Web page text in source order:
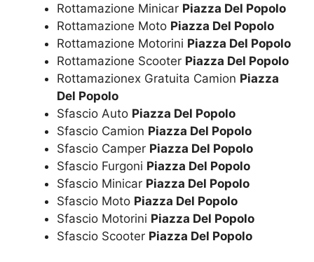
Rottamazione Minicar Piazza Del Popolo
Rottamazione Moto Piazza Del Popolo
Rottamazione Motorini Piazza Del Popolo
Rottamazione Scooter Piazza Del Popolo
Rottamazionex Gratuita Camion Piazza
Del Popolo
Sfascio Auto Piazza Del Popolo
Sfascio Camion Piazza Del Popolo
Sfascio Camper Piazza Del Popolo
Sfascio Furgoni Piazza Del Popolo
Sfascio Minicar Piazza Del Popolo
Sfascio Moto Piazza Del Popolo
Sfascio Motorini Piazza Del Popolo
Sfascio Scooter Piazza Del Popolo